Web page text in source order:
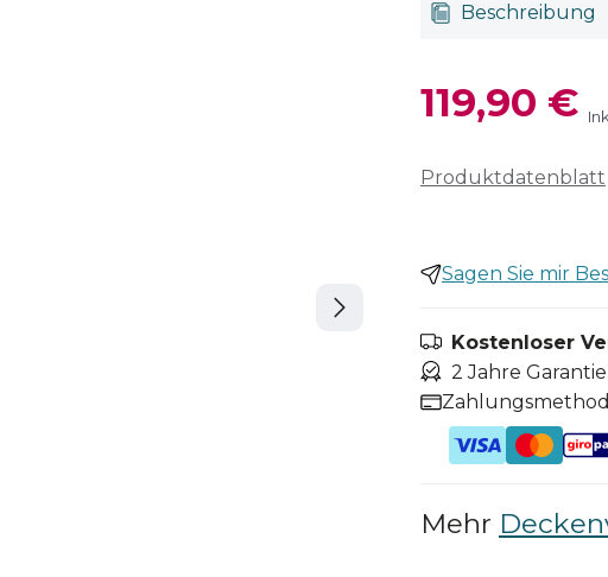
Beschreibung
119,90 €
Produktdatenblatt
Sagen Sie mir
Kostenloser
2 Jahre Garantie
Mehr